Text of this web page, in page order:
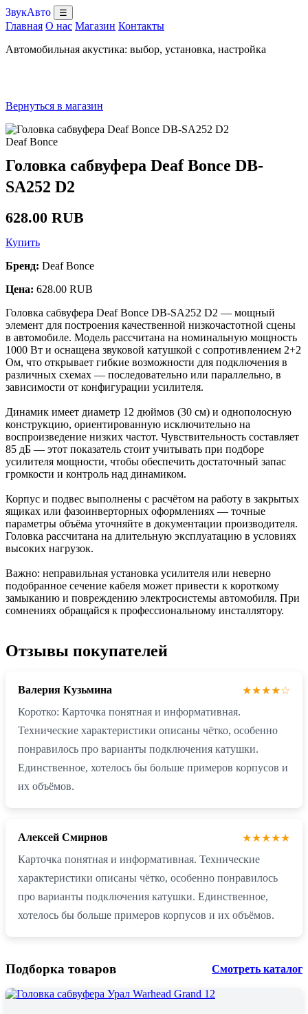
ЗвукАвто ☰
Главная О нас Магазин Контакты
Автомобильная акустика: выбор, установка, настройка
Вернуться в магазин
Deaf Bonce
Головка сабвуфера Deaf Bonce DB-
SA252 D2
628.00 RUB
Купить
Бренд: Deaf Bonce
Цена: 628.00 RUB
Головка сабвуфера Deaf Bonce DB-SA252 D2 — мощный
элемент для построения качественной низкочастотной сцены
в автомобиле. Модель рассчитана на номинальную мощность
1000 Вт и оснащена звуковой катушкой с сопротивлением 2+2
Ом, что открывает гибкие возможности для подключения в
различных схемах — последовательно или параллельно, в
зависимости от конфигурации усилителя.
Динамик имеет диаметр 12 дюймов (30 см) и однополосную
конструкцию, ориентированную исключительно на
воспроизведение низких частот. Чувствительность составляет
85 дБ — этот показатель стоит учитывать при подборе
усилителя мощности, чтобы обеспечить достаточный запас
громкости и контроль над динамиком.
Корпус и подвес выполнены с расчётом на работу в закрытых
ящиках или фазоинверторных оформлениях — точные
параметры объёма уточняйте в документации производителя.
Головка рассчитана на длительную эксплуатацию в условиях
высоких нагрузок.
Важно: неправильная установка усилителя или неверно
подобранное сечение кабеля может привести к короткому
замыканию и повреждению электросистемы автомобиля. При
сомнениях обращайся к профессиональному инсталлятору.
Отзывы покупателей
Валерия Кузьмина
★★★★☆
Коротко: Карточка понятная и информативная.
Технические характеристики описаны чётко, особенно
понравилось про варианты подключения катушки.
Единственное, хотелось бы больше примеров корпусов и
их объёмов.
Алексей Смирнов
★★★★★
Карточка понятная и информативная. Технические
характеристики описаны чётко, особенно понравилось
про варианты подключения катушки. Единственное,
хотелось бы больше примеров корпусов и их объёмов.
Подборка товаров Смотреть каталог